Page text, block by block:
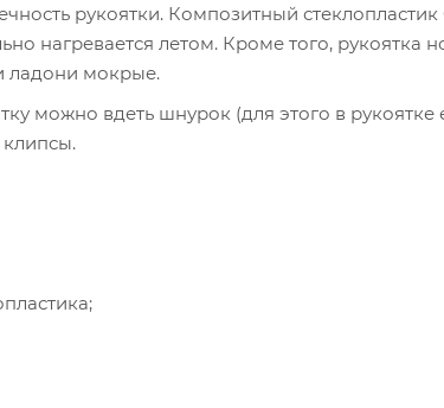
рукоятки. Композитный
нагревается летом. Кроме того, рукоятка
ладони мокрые.
можно вдеть шнурок (для этого в рукоятке